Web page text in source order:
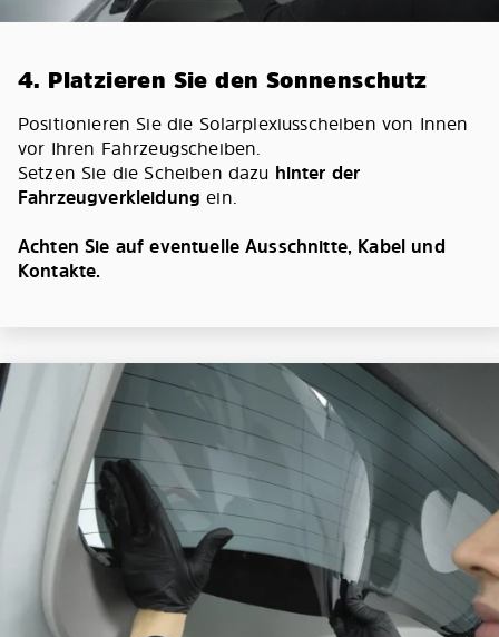
4. Platzieren Sie den Sonnenschutz
Positionieren Sie die Solarplexiusscheiben von Innen
vor Ihren Fahrzeugscheiben.
Setzen Sie die Scheiben dazu hinter der
Fahrzeugverkleidung ein.
Achten Sie auf eventuelle Ausschnitte, Kabel und
Kontakte.